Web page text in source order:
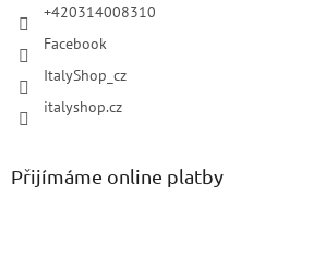
+420314008310
Facebook
ItalyShop_cz
italyshop.cz
Přijímáme online platby